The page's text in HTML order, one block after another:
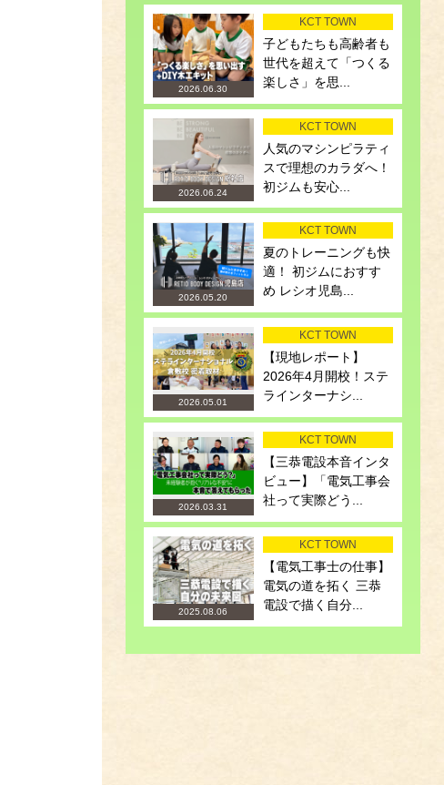
2026.06.30
KCT TOWN
子どもたちも高齢者も
世代を超えて「つくる
楽しさ」を思...
2026.06.24
KCT TOWN
人気のマシンピラティ
スで理想のカラダへ！
初ジムも安心...
2026.05.20
KCT TOWN
夏のトレーニングも快
適！ 初ジムにおすす
め レシオ児島...
2026.05.01
KCT TOWN
【現地レポート】
2026年4月開校！ステ
ラインターナシ...
2026.03.31
KCT TOWN
【三恭電設本音インタ
ビュー】「電気工事会
社って実際どう...
2025.08.06
KCT TOWN
【電気工事士の仕事】
電気の道を拓く 三恭
電設で描く自分...